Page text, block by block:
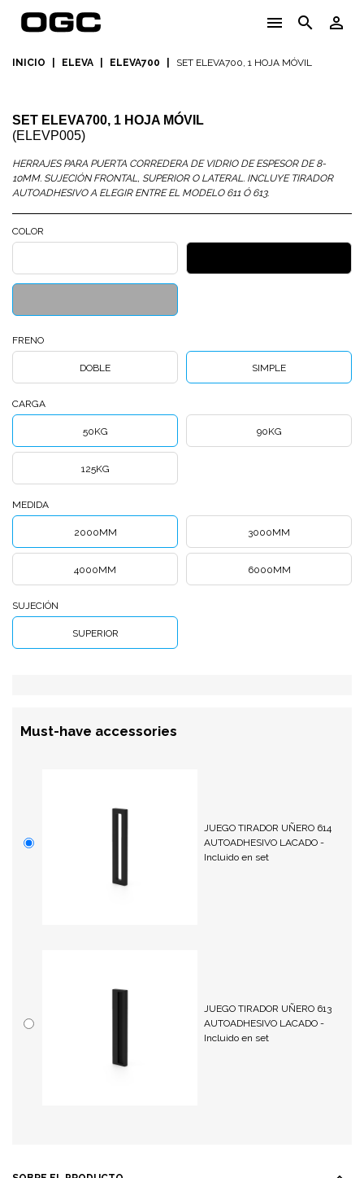
menu search person_outline
INICIO ELEVA ELEVA700 SET ELEVA700, 1 HOJA MÓVIL
SET ELEVA700, 1 HOJA MÓVIL
(ELEVP005)
HERRAJES PARA PUERTA CORREDERA DE VIDRIO DE ESPESOR DE 8-
10MM. SUJECIÓN FRONTAL, SUPERIOR O LATERAL. INCLUYE TIRADOR
AUTOADHESIVO A ELEGIR ENTRE EL MODELO 611 Ó 613.
COLOR
FRENO
DOBLE SIMPLE
CARGA
50KG 90KG
125KG
MEDIDA
2000MM 3000MM
4000MM 6000MM
SUJECIÓN
SUPERIOR
Must-have accessories
JUEGO TIRADOR UÑERO 614
AUTOADHESIVO LACADO -
Incluido en set
JUEGO TIRADOR UÑERO 613
AUTOADHESIVO LACADO -
Incluido en set